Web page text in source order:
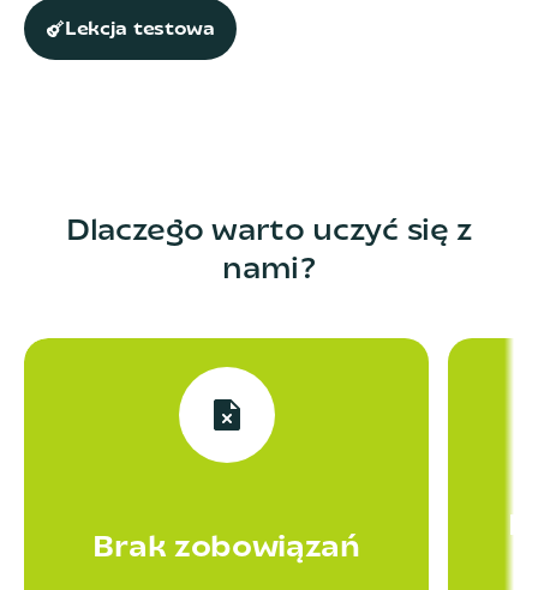
Lekcja testowa
Dlaczego warto uczyć się z
nami?
Brak zobowiązań